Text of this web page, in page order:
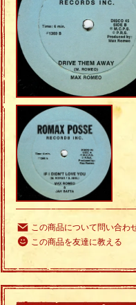
この商品について問い合わ
この商品を友達に教える